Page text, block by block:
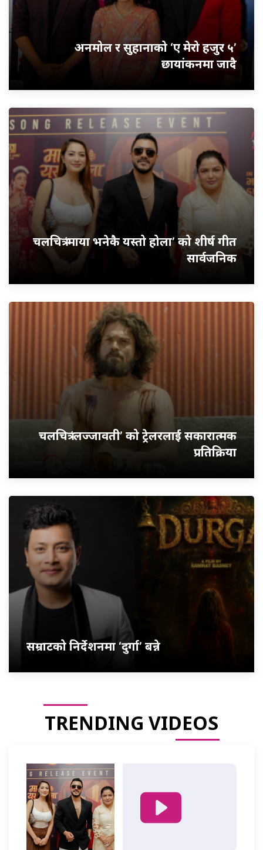
अनमोल र सुहानाको ‘ए मेरो हजुर ५’
छायांकनमा जादै
चलचित्र ‘माया भनेकै यस्तो होला’ को शीर्ष गीत
सार्वजनिक
चलचित्र ‘लज्जावती’ को ट्रेलरलाई सकारात्मक
प्रतिक्रिया
सम्राटको निर्देशनमा ‘दुर्गा’ बन्ने
TRENDING VIDEOS